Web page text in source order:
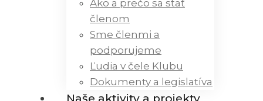
Ako a prečo sa stať
členom
Sme členmi a
podporujeme
Ľudia v čele Klubu
Dokumenty a legislatíva